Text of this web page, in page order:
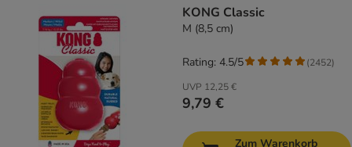
KONG Classic
M (8,5 cm)
UVP 12,25 €
9,79 €
Rating: 4.5/5 (2452)
Zum Warenkorb